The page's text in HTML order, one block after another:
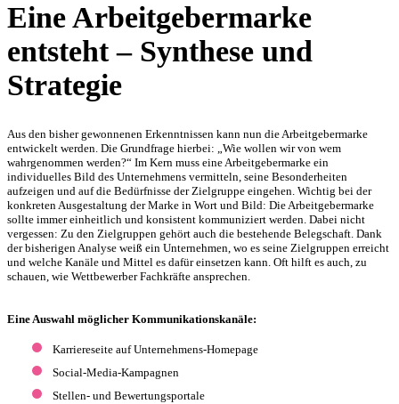
Eine Arbeitgebermarke
entsteht – Synthese und
Strategie
Aus den bisher gewonnenen Erkenntnissen kann nun die Arbeitgebermarke
entwickelt werden. Die Grundfrage hierbei: „Wie wollen wir von wem
wahrgenommen werden?“ Im Kern muss eine Arbeitgebermarke ein
individuelles Bild des Unternehmens vermitteln, seine Besonderheiten
aufzeigen und auf die Bedürfnisse der Zielgruppe eingehen. Wichtig bei der
konkreten Ausgestaltung der Marke in Wort und Bild: Die Arbeitgebermarke
sollte immer einheitlich und konsistent kommuniziert werden. Dabei nicht
vergessen: Zu den Zielgruppen gehört auch die bestehende Belegschaft. Dank
der bisherigen Analyse weiß ein Unternehmen, wo es seine Zielgruppen erreicht
und welche Kanäle und Mittel es dafür einsetzen kann. Oft hilft es auch, zu
schauen, wie Wettbewerber Fachkräfte ansprechen.
Eine Auswahl möglicher Kommunikationskanäle:
Karriereseite auf Unternehmens-Homepage
Social-Media-Kampagnen
Stellen- und Bewertungsportale